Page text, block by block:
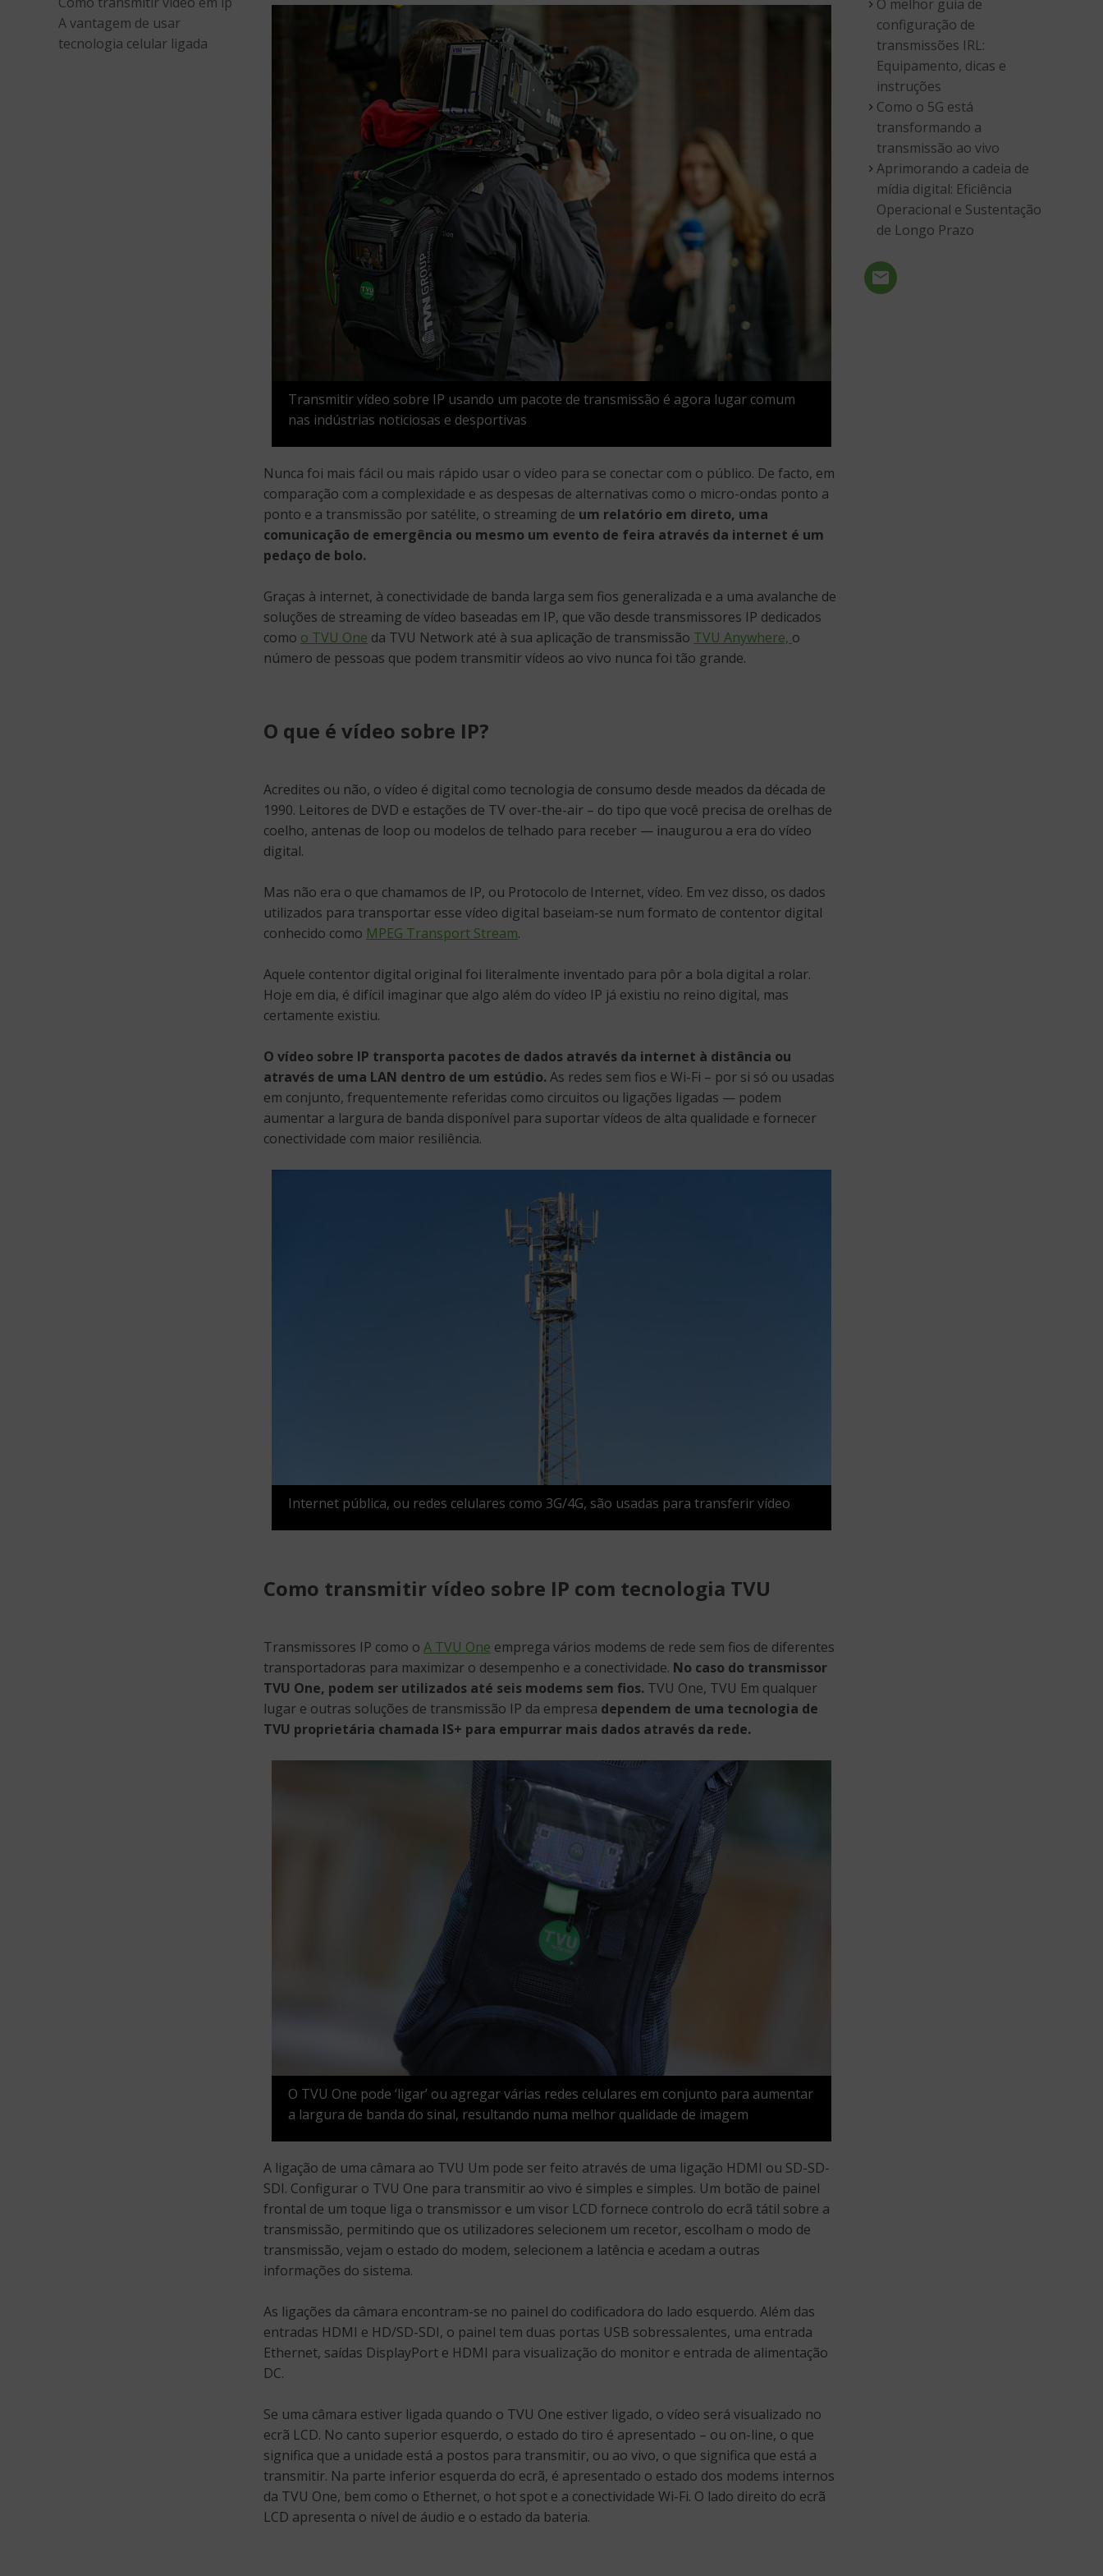
A vantagem de usar
tecnologia celular ligada
Transmitir vídeo sobre IP usando um pacote de transmissão é agora lugar comum
nas indústrias noticiosas e desportivas
Nunca foi mais fácil ou mais rápido usar o vídeo para se conectar com o público. De facto, em
comparação com a complexidade e as despesas de alternativas como o micro-ondas ponto a
ponto e a transmissão por satélite, o streaming de um relatório em direto, uma
comunicação de emergência ou mesmo um evento de feira através da internet é um
pedaço de bolo.
Graças à internet, à conectividade de banda larga sem fios generalizada e a uma avalanche de
soluções de streaming de vídeo baseadas em IP, que vão desde transmissores IP dedicados
como o TVU One da TVU Network até à sua aplicação de transmissão TVU Anywhere, o
número de pessoas que podem transmitir vídeos ao vivo nunca foi tão grande.
O que é vídeo sobre IP?
Acredites ou não, o vídeo é digital como tecnologia de consumo desde meados da década de
1990. Leitores de DVD e estações de TV over-the-air – do tipo que você precisa de orelhas de
coelho, antenas de loop ou modelos de telhado para receber — inaugurou a era do vídeo
digital.
Mas não era o que chamamos de IP, ou Protocolo de Internet, vídeo. Em vez disso, os dados
utilizados para transportar esse vídeo digital baseiam-se num formato de contentor digital
conhecido como MPEG Transport Stream.
Aquele contentor digital original foi literalmente inventado para pôr a bola digital a rolar.
Hoje em dia, é difícil imaginar que algo além do vídeo IP já existiu no reino digital, mas
certamente existiu.
O vídeo sobre IP transporta pacotes de dados através da internet à distância ou
através de uma LAN dentro de um estúdio. As redes sem fios e Wi-Fi – por si só ou usadas
em conjunto, frequentemente referidas como circuitos ou ligações ligadas — podem
aumentar a largura de banda disponível para suportar vídeos de alta qualidade e fornecer
conectividade com maior resiliência.
Internet pública, ou redes celulares como 3G/4G, são usadas para transferir vídeo
Como transmitir vídeo sobre IP com tecnologia TVU
Transmissores IP como o A TVU One emprega vários modems de rede sem fios de diferentes
transportadoras para maximizar o desempenho e a conectividade. No caso do transmissor
TVU One, podem ser utilizados até seis modems sem fios. TVU One, TVU Em qualquer
lugar e outras soluções de transmissão IP da empresa dependem de uma tecnologia de
TVU proprietária chamada IS+ para empurrar mais dados através da rede.
O TVU One pode ‘ligar’ ou agregar várias redes celulares em conjunto para aumentar
a largura de banda do sinal, resultando numa melhor qualidade de imagem
A ligação de uma câmara ao TVU Um pode ser feito através de uma ligação HDMI ou SD-SD-
SDI. Configurar o TVU One para transmitir ao vivo é simples e simples. Um botão de painel
frontal de um toque liga o transmissor e um visor LCD fornece controlo do ecrã tátil sobre a
transmissão, permitindo que os utilizadores selecionem um recetor, escolham o modo de
transmissão, vejam o estado do modem, selecionem a latência e acedam a outras
informações do sistema.
As ligações da câmara encontram-se no painel do codificadora do lado esquerdo. Além das
entradas HDMI e HD/SD-SDI, o painel tem duas portas USB sobressalentes, uma entrada
Ethernet, saídas DisplayPort e HDMI para visualização do monitor e entrada de alimentação
DC.
Se uma câmara estiver ligada quando o TVU One estiver ligado, o vídeo será visualizado no
ecrã LCD. No canto superior esquerdo, o estado do tiro é apresentado – ou on-line, o que
significa que a unidade está a postos para transmitir, ou ao vivo, o que significa que está a
transmitir. Na parte inferior esquerda do ecrã, é apresentado o estado dos modems internos
da TVU One, bem como o Ethernet, o hot spot e a conectividade Wi-Fi. O lado direito do ecrã
LCD apresenta o nível de áudio e o estado da bateria.
O melhor guia de
configuração de
transmissões IRL:
Equipamento, dicas e
instruções
Como o 5G está
transformando a
transmissão ao vivo
Aprimorando a cadeia de
mídia digital: Eficiência
Operacional e Sustentação
de Longo Prazo